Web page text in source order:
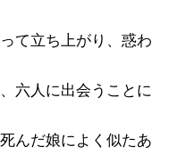
て立ち上がり、惑わ
六人に出会うことに
んだ娘によく似たあ